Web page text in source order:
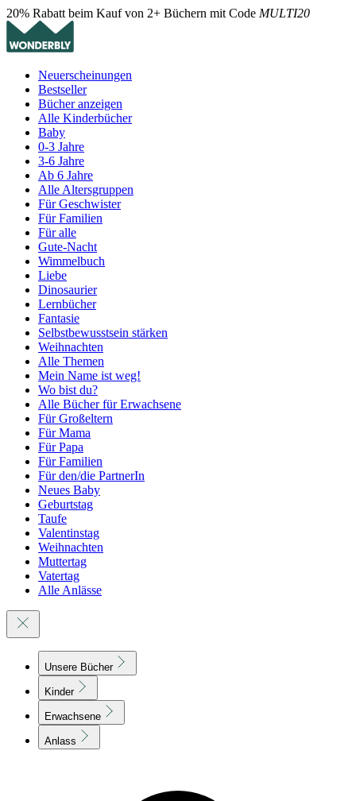
20% Rabatt beim Kauf von 2+ Büchern mit Code MULTI20
Neuerscheinungen
Bestseller
Bücher anzeigen
Alle Kinderbücher
Baby
0-3 Jahre
3-6 Jahre
Ab 6 Jahre
Alle Altersgruppen
Für Geschwister
Für Familien
Für alle
Gute-Nacht
Wimmelbuch
Liebe
Dinosaurier
Lernbücher
Fantasie
Selbstbewusstsein stärken
Weihnachten
Alle Themen
Mein Name ist weg!
Wo bist du?
Alle Bücher für Erwachsene
Für Großeltern
Für Mama
Für Papa
Für Familien
Für den/die PartnerIn
Neues Baby
Geburtstag
Taufe
Valentinstag
Weihnachten
Muttertag
Vatertag
Alle Anlässe
Unsere Bücher
Kinder
Erwachsene
Anlass